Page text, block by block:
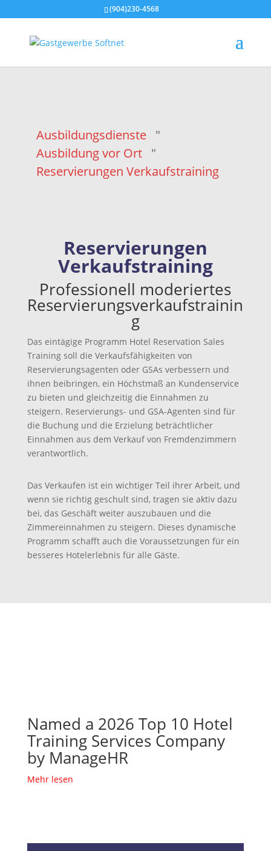
(904)230-4568
Ausbildungsdienste
"
Ausbildung vor Ort
"
Reservierungen Verkaufstraining
Reservierungen
Verkaufstraining
Professionell moderiertes
Reservierungsverkaufstrainin
g
Das eintägige Programm Hotel Reservation Sales
Training soll die Verkaufsfähigkeiten von
Reservierungsagenten oder GSAs verbessern und
ihnen beibringen, ein Höchstmaß an Kundenservice
zu bieten und gleichzeitig die Einnahmen zu
steigern. Reservierungs- und GSA-Agenten sind für
die Buchung und die Erzielung beträchtlicher
Einnahmen aus dem Verkauf von Fremdenzimmern
verantwortlich.
Das Verkaufen ist ein wichtiger Teil ihrer Arbeit, und
wenn sie richtig geschult sind, tragen sie aktiv dazu
bei, das Geschäft weiter auszubauen und die
Zimmereinnahmen zu steigern. Dieses dynamische
Programm schafft auch die Voraussetzungen für ein
besseres Hotelerlebnis für alle Gäste.
Named a 2026 Top 10 Hotel
Training Services Company
by ManageHR
Mehr lesen